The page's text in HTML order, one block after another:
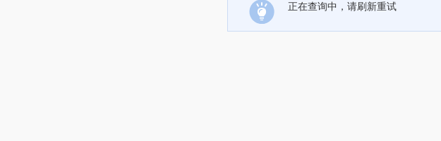
正在查询中，请刷新重试